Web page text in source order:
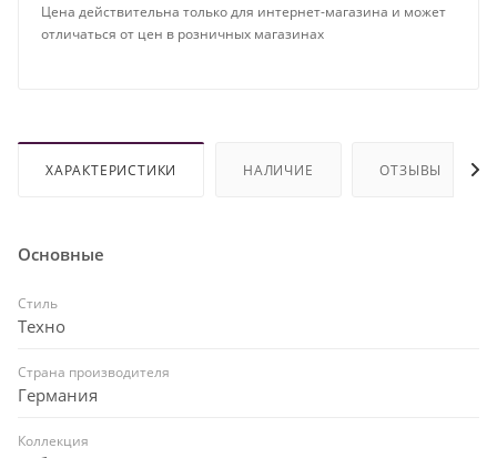
Цена действительна только для интернет-магазина и может
отличаться от цен в розничных магазинах
ХАРАКТЕРИСТИКИ НАЛИЧИЕ ОТЗЫВЫ
Основные
Стиль
Техно
Страна производителя
Германия
Коллекция